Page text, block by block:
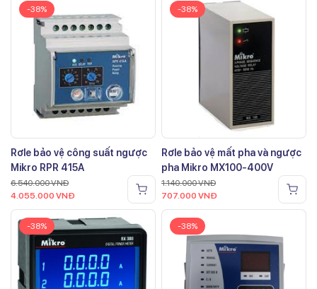
-38%
Rơle bảo vệ công suất ngược
Mikro RPR 415A
6.540.000VNĐ
4.055.000 VNĐ
-38%
Rơle bảo vệ mất pha và ngược
pha Mikro MX100-400V
1.140.000VNĐ
707.000 VNĐ
-38% -38%